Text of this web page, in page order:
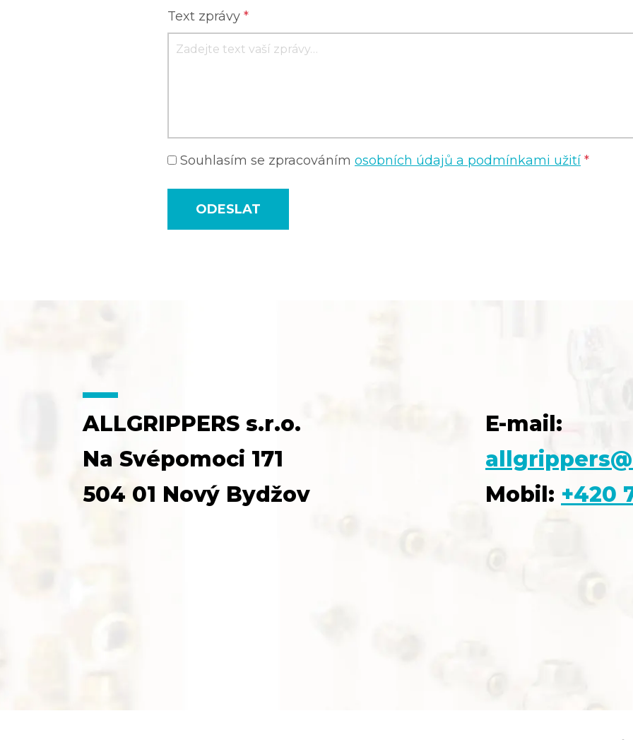
Text zprávy *
Souhlasím se zpracováním osobních údajů a podmínkami užití *
ODESLAT
ALLGRIPPERS s.r.o.
Na Svépomoci 171
504 01 Nový Bydžov
E-mail:
Mobil: +420